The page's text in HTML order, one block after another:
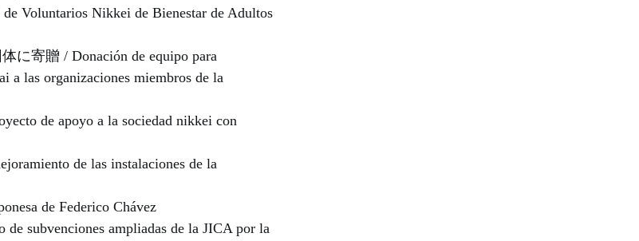
Voluntarios Nikkei de Bienestar de Adultos
寄贈 / Donación de equipo para
a las organizaciones miembros de la
de apoyo a la sociedad nikkei con
de las instalaciones de la
de Federico Chávez
subvenciones ampliadas de la JICA por la